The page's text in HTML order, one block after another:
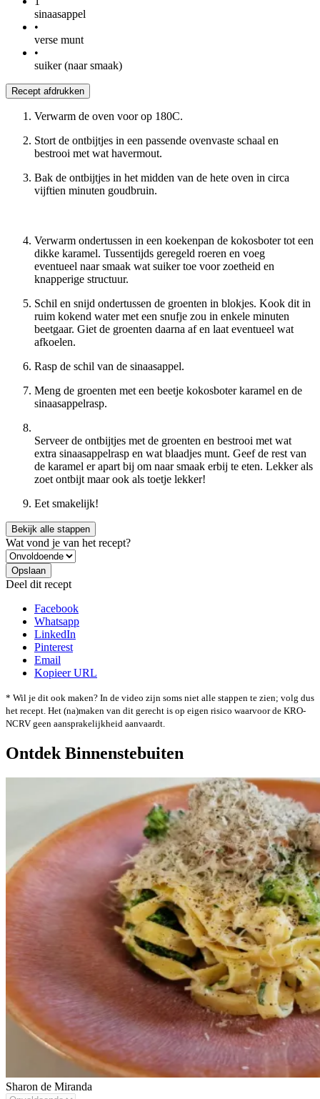
sinaasappel
•
verse munt
•
suiker (naar smaak)
Recept afdrukken
Verwarm de oven voor op 180C.
Stort de ontbijtjes in een passende ovenvaste schaal en
bestrooi met wat havermout.
Bak de ontbijtjes in het midden van de hete oven in circa
vijftien minuten goudbruin.
Verwarm ondertussen in een koekenpan de kokosboter tot een
dikke karamel. Tussentijds geregeld roeren en voeg
eventueel naar smaak wat suiker toe voor zoetheid en
knapperige structuur.
Schil en snijd ondertussen de groenten in blokjes. Kook dit in
ruim kokend water met een snufje zou in enkele minuten
beetgaar. Giet de groenten daarna af en laat eventueel wat
afkoelen.
Rasp de schil van de sinaasappel.
Meng de groenten met een beetje kokosboter karamel en de
sinaasappelrasp.
Serveer de ontbijtjes met de groenten en bestrooi met wat
extra sinaasappelrasp en wat blaadjes munt. Geef de rest van
de karamel er apart bij om naar smaak erbij te eten. Lekker als
zoet ontbijt maar ook als toetje lekker!
Eet smakelijk!
Bekijk alle stappen
Wat vond je van het recept?
Deel dit recept
Facebook
Whatsapp
LinkedIn
Pinterest
Email
Kopieer URL
* Wil je dit ook maken? In de video zijn soms niet alle stappen te zien; volg dus
het recept. Het (na)maken van dit gerecht is op eigen risico waarvoor de KRO-
NCRV geen aansprakelijkheid aanvaardt.
Ontdek Binnenstebuiten
Sharon de Miranda